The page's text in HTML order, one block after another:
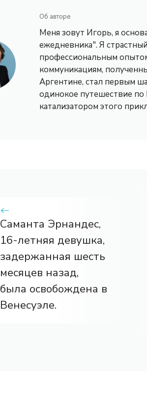
Об авторе
Меня зовут Игорь, я
ежедневника". Я
профессиональным
коммуникациям,
Аргентине, стал первым
одинокое путешествие
катализатором этого
Саманта Эрнандес,
16-летняя девушка,
задержанная шесть
месяцев назад,
была освобождена в
Венесуэле.